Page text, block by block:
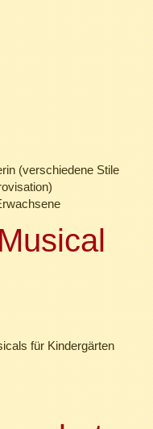
(verschiedene Stile
für Kindergärten